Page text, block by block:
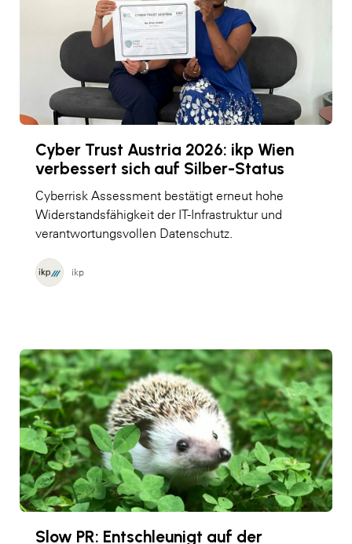
Cyber Trust Austria 2026: ikp Wien
verbessert sich auf Silber-Status
Cyberrisk Assessment bestätigt erneut hohe
Widerstandsfähigkeit der IT-Infrastruktur und
verantwortungsvollen Datenschutz.
ikp
Slow PR: Entschleunigt auf der